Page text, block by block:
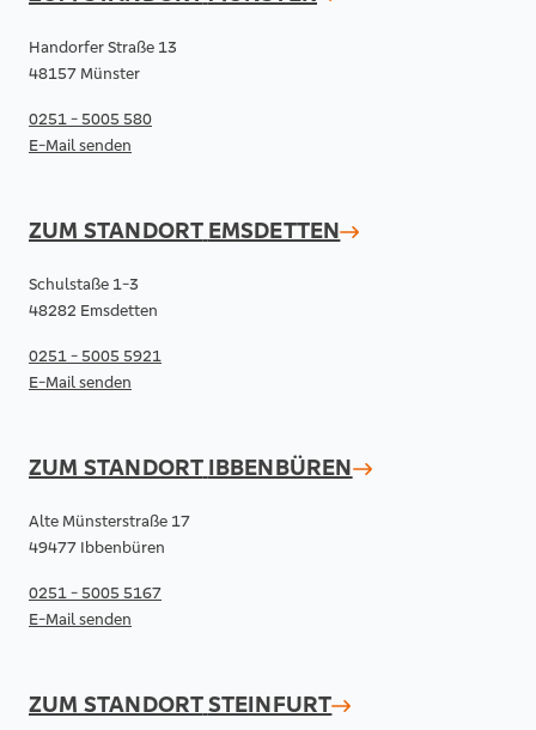
Handorfer Straße 13
48157 Münster
0251 - 5005 580
E-Mail senden
ZUM STANDORT EMSDETTEN
Schulstaße 1-3
48282 Emsdetten
0251 - 5005 5921
E-Mail senden
ZUM STANDORT IBBENBÜREN
Alte Münsterstraße 17
49477 Ibbenbüren
0251 - 5005 5167
E-Mail senden
ZUM STANDORTSTEINFURT